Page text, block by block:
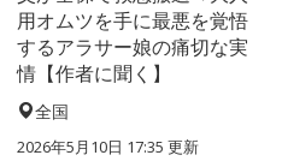
用オムツを手に最悪を覚悟
するアラサー娘の痛切な実
情【作者に聞く】
全国
2026年5月10日 17:35 更新